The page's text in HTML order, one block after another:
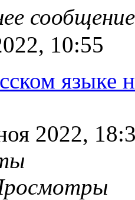
10:55
языке
2022,